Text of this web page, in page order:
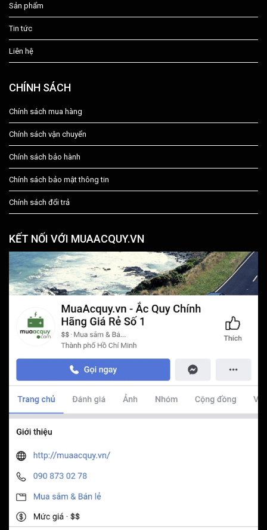
Sản phẩm
Tin tức
Liên hệ
CHÍNH SÁCH
Chính sách mua hàng
Chính sách vận chuyển
Chính sách bảo hành
Chính sách bảo mật thông tin
Chính sách đổi trả
KẾT NỐI VỚI MUAACQUY.VN